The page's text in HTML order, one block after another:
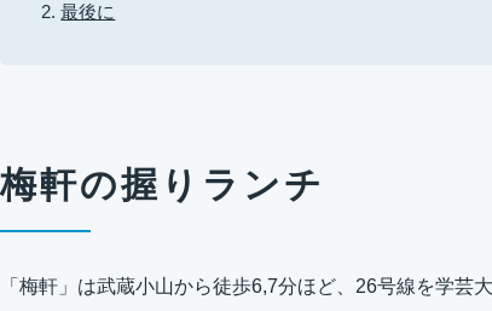
最後に
梅軒の握りランチ
「梅軒」は武蔵小山から徒歩6,7分ほど、26号線を学芸